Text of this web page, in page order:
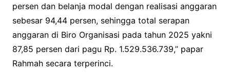
persen dan belanja modal dengan realisasi anggaran
sebesar 94,44 persen, sehingga total serapan
anggaran di Biro Organisasi pada tahun 2025 yakni
87,85 persen dari pagu Rp. 1.529.536.739,’’ papar
Rahmah secara terperinci.